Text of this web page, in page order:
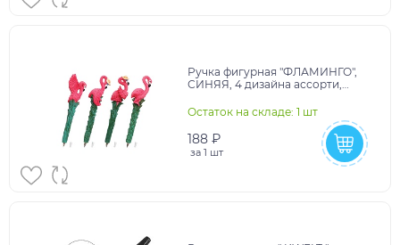
Ручка фигурная "ФЛАМИНГО",
СИНЯЯ, 4 дизайна ассорти,
BRAUBERG
Остаток на складе: 1 шт
188 ₽
за 1 шт